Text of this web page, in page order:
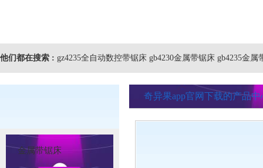
他们都在搜索 : gz4235全自动数控带锯床 gb4230金属带锯床 gb4235金属
金属带锯床
奇异果app官网下载的产品中